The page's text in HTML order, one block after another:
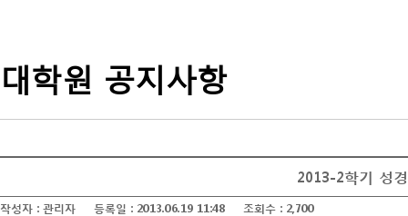
니
다.
대학원 공지사항
2013-2학기 성
작성자 : 관리자 등록일 : 2013.06.19 11:48 조회수 : 2,700